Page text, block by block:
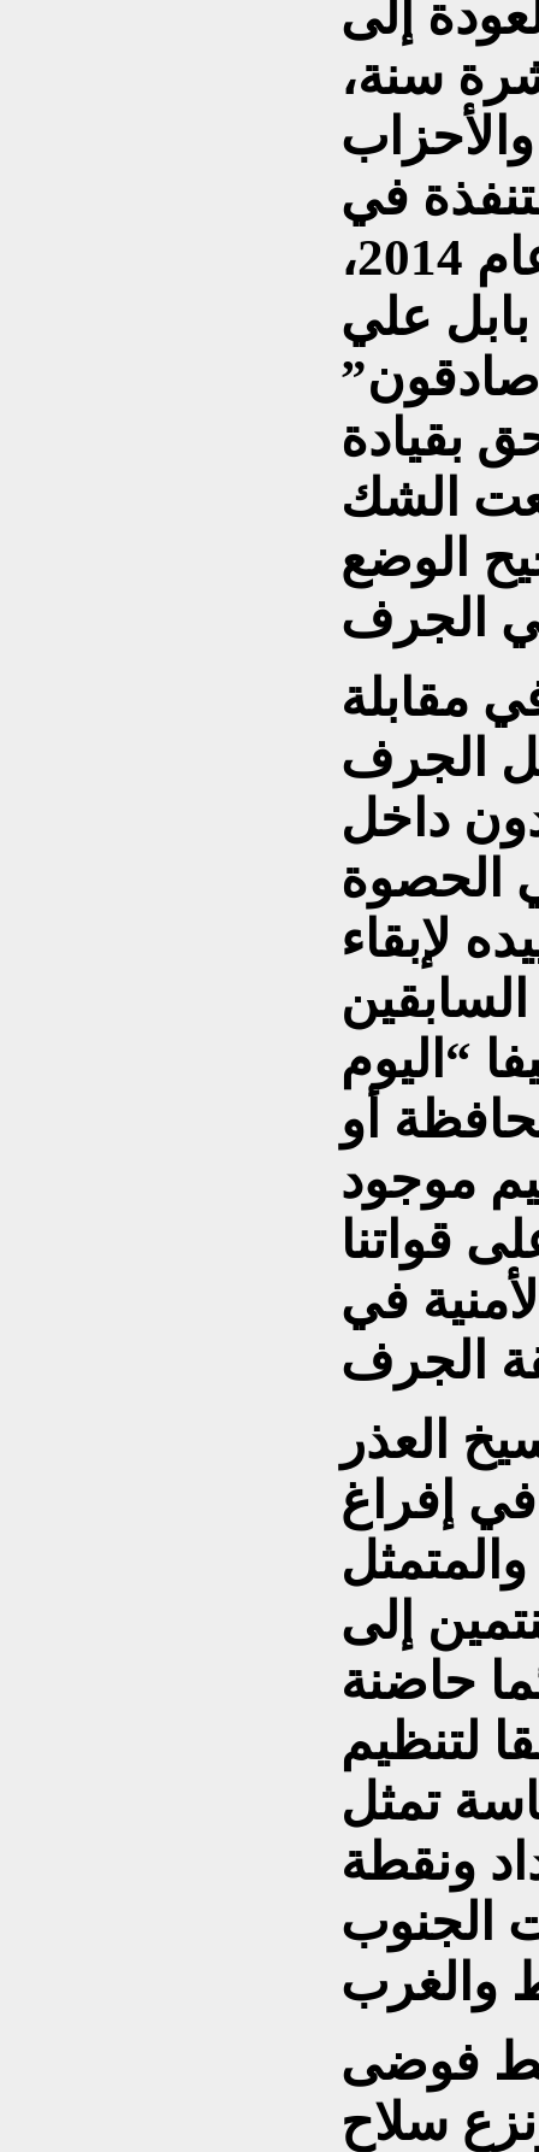
إلى
سنة،
في
الحكومات المتعاقبة منذ عام 2014،
علي
بقيادة
الشك
الوضع
مقابلة
الجرف
داخل
الحصوة
لإبقاء
“اليوم
أو
موجود
قواتنا
في
العذر
إفراغ
إلى
حاضنة
لتنظيم
تمثل
ونقطة
الجنوب
فوضى
سلاح